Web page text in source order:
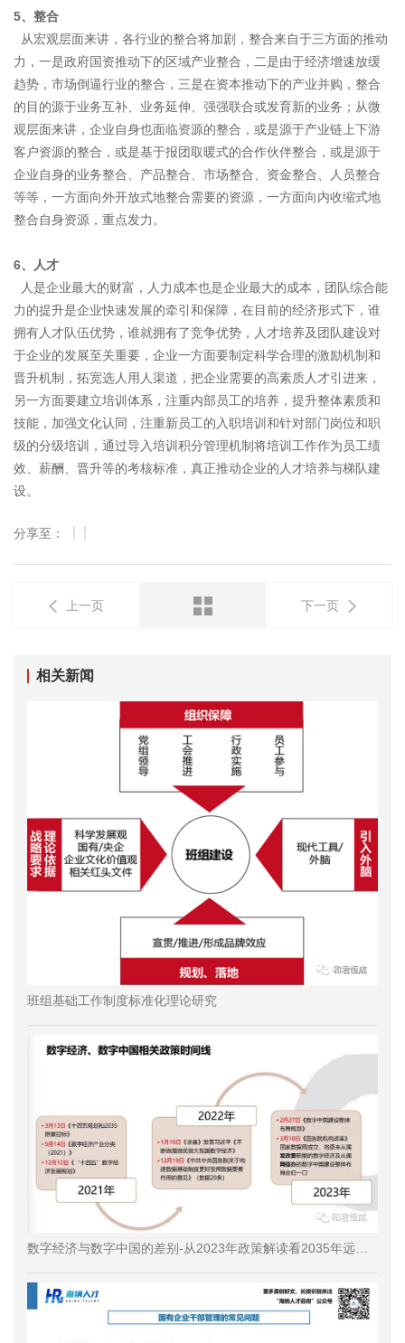
5、 整合
从宏观层面来讲，各行业的整合将加剧，整合来自于三方面的推动
力，一是政府国资推动下的区域产业整合，二是由于经济增速放缓
趋势，市场倒逼行业的整合，三是在资本推动下的产业并购，整合
的目的源于业务互补、业务延伸、强强联合或发育新的业务；从微
观层面来讲，企业自身也面临资源的整合，或是源于产业链上下游
客户资源的整合，或是基于报团取暖式的合作伙伴整合，或是源于
企业自身的业务整合、产品整合、市场整合、资金整合、人员整合
等等，一方面向外开放式地整合需要的资源，一方面向内收缩式地
整合自身资源，重点发力。
6、
人才
人是企业最大的财富，人力成本也是企业最大的成本，团队综合能
力的提升是企业快速发展的牵引和保障，在目前的经济形式下，谁
拥有人才队伍优势，谁就拥有了竞争优势，人才培养及团队建设对
于企业的发展至关重要，企业一方面要制定科学合理的激励机制和
晋升机制，拓宽选人用人渠道，把企业需要的高素质人才引进来，
另一方面要建立培训体系，注重内部员工的培养，提升整体素质和
技能，加强文化认同，注重新员工的入职培训和针对部门岗位和职
级的分级培训，通过导入培训积分管理机制将培训工作作为员工绩
效、薪酬、晋升等的考核标准，真正推动企业的人才培养与梯队建
设。
分享至：
上一页 下一页
相关新闻
班组基础工作制度标准化理论研究